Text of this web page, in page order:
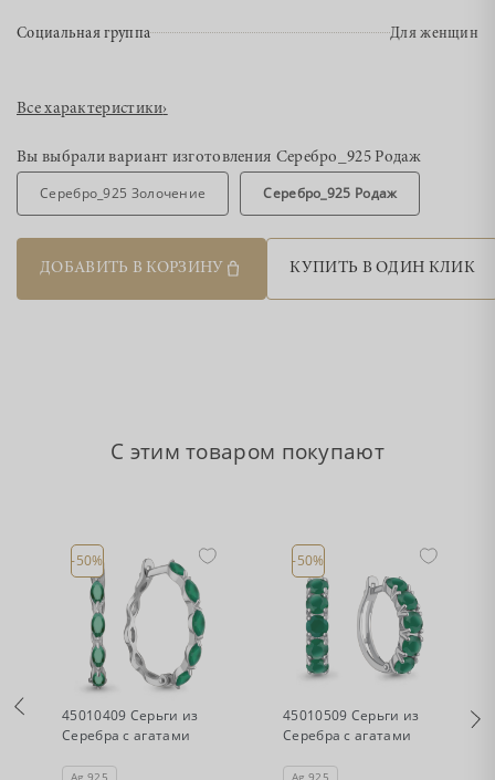
Социальная группа Для женщин
Все характеристики›
Вы выбрали вариант изготовления Серебро_925 Родаж
Серебро_925 Золочение Серебро_925 Родаж
ДОБАВИТЬ В КОРЗИНУ КУПИТЬ В ОДИН КЛИК
С этим товаром покупают
-50%
Есть в наличии
45010409 Серьги из
Серебра с агатами
Ag 925
-50%
45010509 Серьги из
Серебра с агатами
Ag 925